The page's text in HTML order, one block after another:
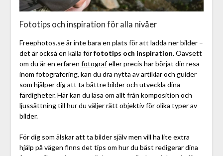
Fototips och inspiration för alla nivåer
Freephotos.se är inte bara en plats för att ladda ner bilder –
det är också en källa förfototips och inspiration. Oavsett
om du är en erfaren fotografeller precis har börjat din resa
inom fotografering, kan du dra nytta av artiklar och guider
som hjälper dig att ta bättre bilder och utveckla dina
färdigheter. Här kan du läsa om allt från komposition och
ljussättning till hur du väljer rätt objektiv för olika typer av
bilder.
För dig som älskar att ta bilder själv men vill ha lite extra
hjälp på vägen finns det tips om hur du bäst redigerar dina